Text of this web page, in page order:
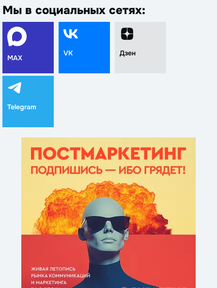
Мы в социальных сетях:
MAX
VK Дзен
Telegram